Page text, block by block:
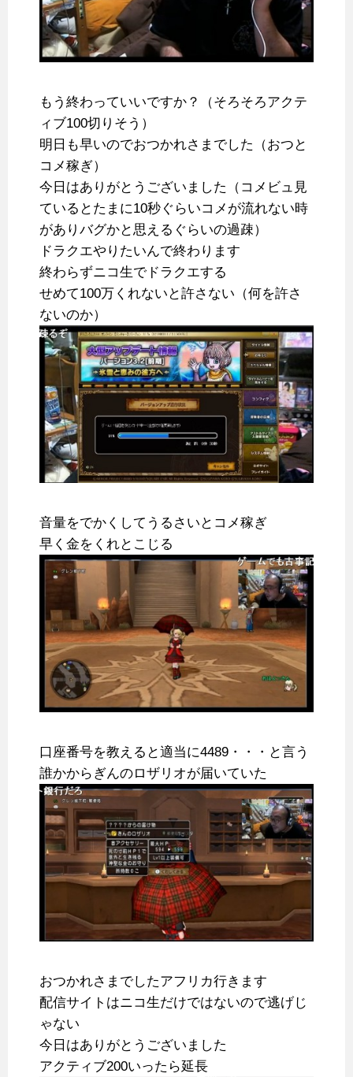
もう終わっていいですか？（そろそろアクテ
ィブ100切りそう）
明日も早いのでおつかれさまでした（おつと
コメ稼ぎ）
今日はありがとうございました（コメビュ見
ているとたまに10秒ぐらいコメが流れない時
がありバグかと思えるぐらいの過疎）
ドラクエやりたいんで終わります
終わらずニコ生でドラクエする
せめて100万くれないと許さない（何を許さ
ないのか）
音量をでかくしてうるさいとコメ稼ぎ
早く金をくれとこじる
口座番号を教えると適当に4489・・・と言う
誰かからぎんのロザリオが届いていた
おつかれさまでしたアフリカ行きます
配信サイトはニコ生だけではないので逃げじ
ゃない
今日はありがとうございました
アクティブ200いったら延長